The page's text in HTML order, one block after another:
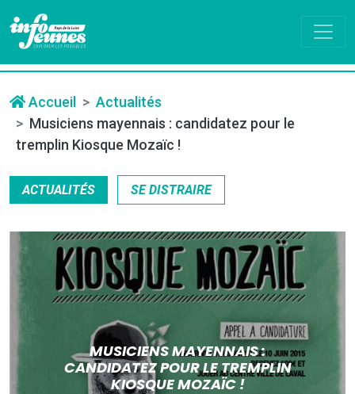
Accueil
Actualités
Musiciens mayennais : candidatez pour le
tremplin Kiosque Mozaïc !
ACTUALITÉS SE DISTRAIRE
MUSICIENS MAYENNAIS :
CANDIDATEZ POUR LE TREMPLIN
KIOSQUE MOZAÏC !